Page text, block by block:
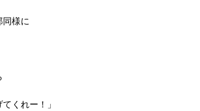
様に
くれー！」